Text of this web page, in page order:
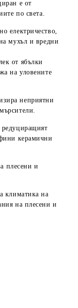
е от
по света.
електричество,
мухъл и вредни
от ябълки
на уловените
неприятни
редуциращият
керамични
плесени и
климатика на
на плесени и